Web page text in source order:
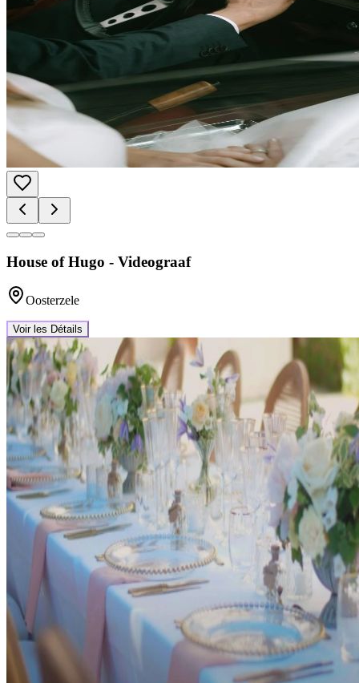
House of Hugo - Videograaf
Oosterzele
Voir les Détails